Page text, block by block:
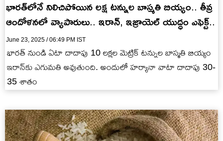
భారత్‌లోనే నిలిచిపోయిన లక్ష టన్నుల బాస్మతి బియ్యం.. తీవ్ర
ఆందోళనలో వ్యాపారులు.. ఇరాన్, ఇజ్రాయెల్ యుద్ధం ఎఫెక్ట్..
June 23, 2025 / 06:49 PM IST
భారత్ నుండి ఏటా దాదాపు 10 లక్షల మెట్రిక్ టన్నుల బాస్మతి బియ్యం
ఇరాన్‌కు ఎగుమతి అవుతుంది. అందులో హర్యానా వాటా దాదాపు 30-
35 శాతం